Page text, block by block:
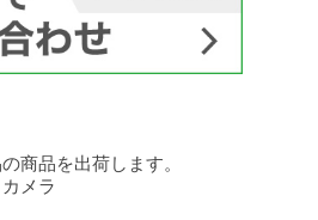
商品を出荷します。
メラ